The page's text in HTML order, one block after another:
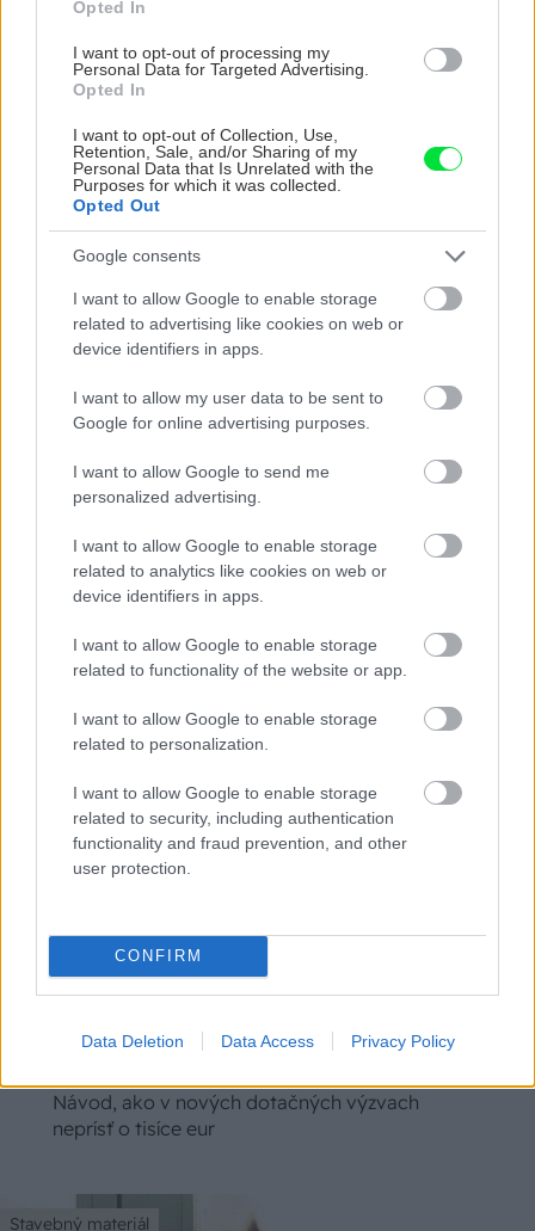
Opted In
I want to opt-out of processing my
Personal Data for Targeted Advertising.
Opted In
I want to opt-out of Collection, Use,
Retention, Sale, and/or Sharing of my
Personal Data that Is Unrelated with the
Purposes for which it was collected.
Opted Out
Google consents
I want to allow Google to enable storage
related to advertising like cookies on web or
device identifiers in apps.
I want to allow my user data to be sent to
Google for online advertising purposes.
I want to allow Google to send me
personalized advertising.
I want to allow Google to enable storage
related to analytics like cookies on web or
device identifiers in apps.
I want to allow Google to enable storage
related to functionality of the website or app.
I want to allow Google to enable storage
related to personalization.
I want to allow Google to enable storage
related to security, including authentication
functionality and fraud prevention, and other
user protection.
CONFIRM
Data Deletion Data Access Privacy Policy
Ako si vyrobiť poctivú brezovú metlu, ktorá
vydrží roky? Pavol ich takto vyrobil už stovky
Vnútorné žalúzie sú v 40-stupňových
horúčavách pasca: Prečo z okna robia radiátor
a ako to vyriešiť za pár eur?
Návod, ako v nových dotačných výzvach
neprísť o tisíce eur
Stavebný materiál